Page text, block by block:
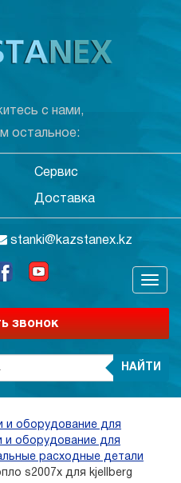
с нами,
остальное:
Сервис
Доставка
stanki@kazstanex.kz
звонок
НАЙТИ
и оборудование для
и оборудование для
расходные детали
s2007x для kjellberg